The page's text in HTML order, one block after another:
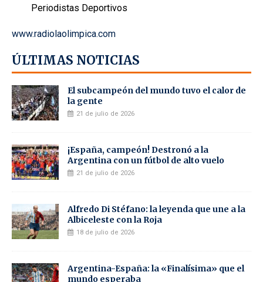
Periodistas Deportivos
www.radiolaolimpica.com
ÚLTIMAS NOTICIAS
El subcampeón del mundo tuvo el calor de
la gente
21 de julio de 2026
¡España, campeón! Destronó a la
Argentina con un fútbol de alto vuelo
21 de julio de 2026
Alfredo Di Stéfano: la leyenda que une a la
Albiceleste con la Roja
18 de julio de 2026
Argentina-España: la «Finalísima» que el
mundo esperaba